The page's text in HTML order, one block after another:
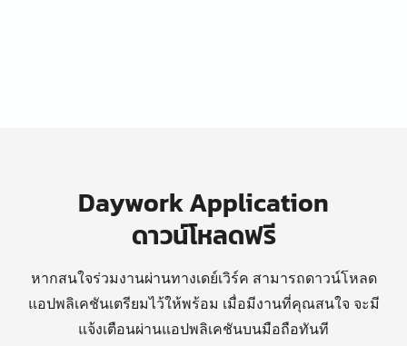
Daywork Application
ดาวน์โหลดฟรี
หากสนใจร่วมงานผ่านทางเดย์เวิร์ค สามารถดาวน์โหลด
แอปพลิเคชันเตรียมไว้ให้พร้อม เมื่อมีงานที่คุณสนใจ จะมี
แจ้งเตือนผ่านแอปพลิเคชันบนมือถือทันที